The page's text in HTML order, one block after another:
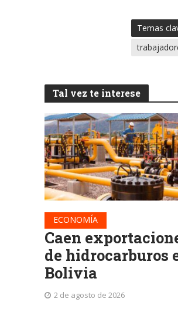
Temas
Tal vez te interese
ECONOMÍA
Caen
de hidrocarburos
Bolivia
2 de agosto de 2026